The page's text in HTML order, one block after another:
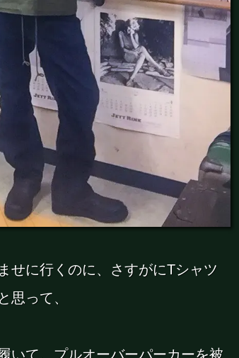
せに行くのに、さすがにTシャツ
思って、
いて、プルオーバーパーカーを被